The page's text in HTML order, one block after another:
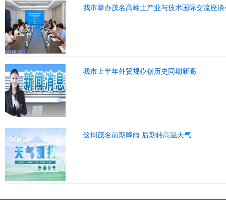
我市举办茂名高岭土产业与技术国际交流座谈
我市上半年外贸规模创历史同期新高
这周茂名前期降雨 后期转高温天气